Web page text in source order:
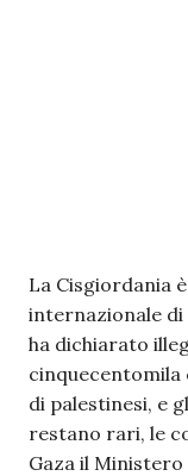
La Cisgiordania
internazionale di
ha dichiarato
di palestinesi, e
restano rari, le
Gaza il